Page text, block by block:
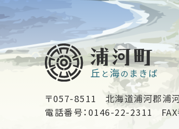
〒057-8511
北海道浦河郡浦
電話番号：0146-22-2311